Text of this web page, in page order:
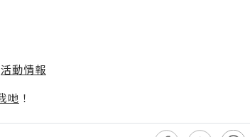
活動情報
哋 ！